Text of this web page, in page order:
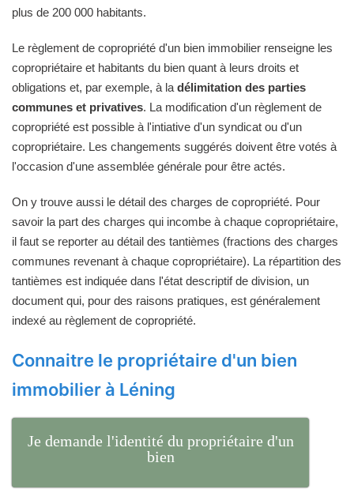
plus de 200 000 habitants.
Le règlement de copropriété d'un bien immobilier renseigne les
copropriétaire et habitants du bien quant à leurs droits et
obligations et, par exemple, à la délimitation des parties
communes et privatives. La modification d'un règlement de
copropriété est possible à l'intiative d'un syndicat ou d'un
copropriétaire. Les changements suggérés doivent être votés à
l'occasion d'une assemblée générale pour être actés.
On y trouve aussi le détail des charges de copropriété. Pour
savoir la part des charges qui incombe à chaque copropriétaire,
il faut se reporter au détail des tantièmes (fractions des charges
communes revenant à chaque copropriétaire). La répartition des
tantièmes est indiquée dans l'état descriptif de division, un
document qui, pour des raisons pratiques, est généralement
indexé au règlement de copropriété.
Connaitre le propriétaire d'un bien
immobilier à Léning
Je demande l'identité du propriétaire d'un
bien